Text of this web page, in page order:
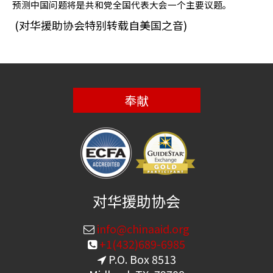
预测中国问题将是共和党全国代表大会一个主要议题。
(对华援助协会特别转载自美国之音)
奉献
对华援助协会
info@chinaaid.org
+1(432)689-6985
P.O. Box 8513